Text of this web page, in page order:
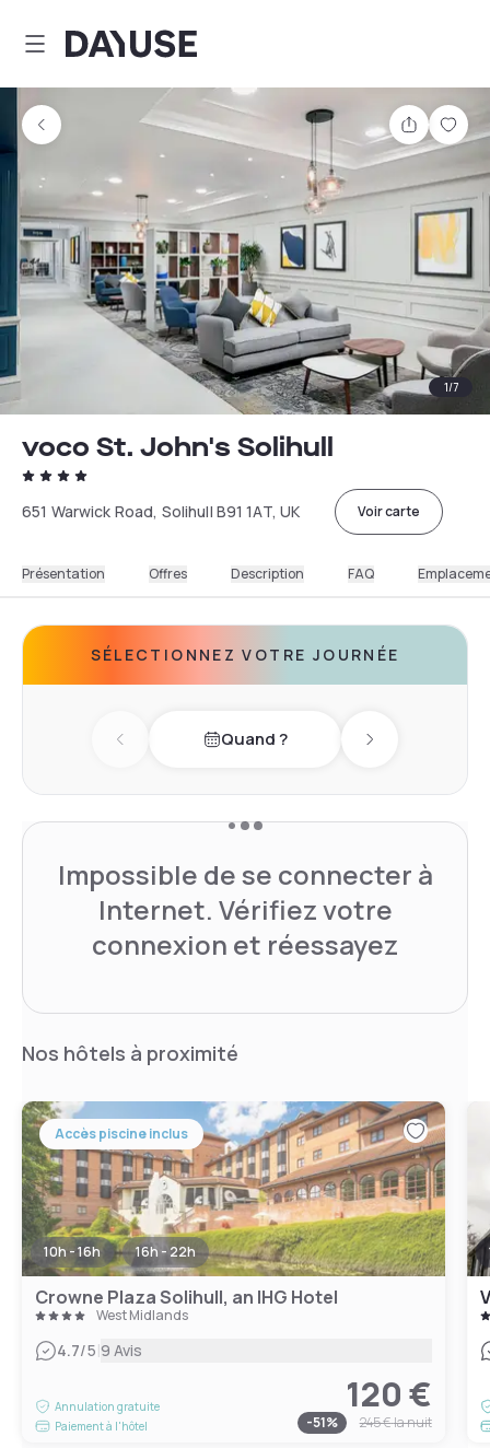
Dayuse
Partager
1/7
voco St. John's Solihull
651 Warwick Road, Solihull B91 1AT, UK Voir carte
Présentation Offres Description FAQ
SÉLECTIONNEZ VOTRE JOURNÉE
Previous dayQuand ? Next day
Impossible de se connecter à
Internet. Vérifiez votre
connexion et réessayez
Nos hôtels à proximité
Accès piscine inclus
10h - 16h 16h - 22h
Crowne Plaza Solihull, an IHG Hotel
West Midlands
4.7/5|9 Avis
Annulation gratuite
Paiement à l'hôtel
120 €
-51% 245 €la nuit